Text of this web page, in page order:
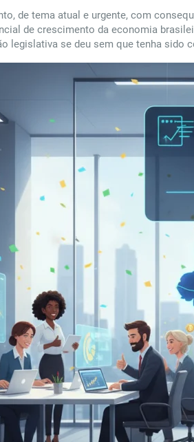
de tema atual e urgente, com
de crescimento da economia
legislativa se deu sem que tenha sido